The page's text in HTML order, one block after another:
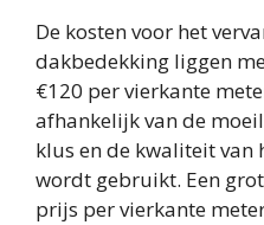
De kosten voor het
dakbedekking liggen
€120 per vierkante
afhankelijk van de
klus en de kwaliteit van
wordt gebruikt. Een
prijs per vierkante